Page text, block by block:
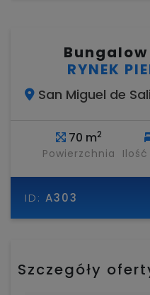
Szczegóły
RYNEK
San Miguel de
70 m2
Powierzchnia
ID: A303